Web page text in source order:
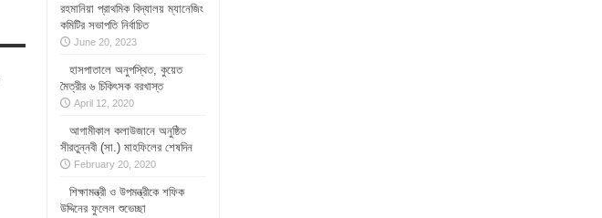
রহমানিয়া প্রাথমিক বিদ্যালয় ম্যানেজিং
কমিটির সভাপতি নির্বাচিত
June 20, 2023
হাসপাতালে অনুপস্থিত, কুয়েত
মৈত্রীর ৬ চিকিৎসক বরখাস্ত
April 12, 2020
আগামীকাল কলাউজানে অনুষ্ঠিত
সীরতুন্নবী (সা.) মাহফিলের শেষদিন
February 20, 2020
শিক্ষামন্ত্রী ও উপমন্ত্রীকে শফিক
উদ্দিনের ফুলেল শুভেচ্ছা